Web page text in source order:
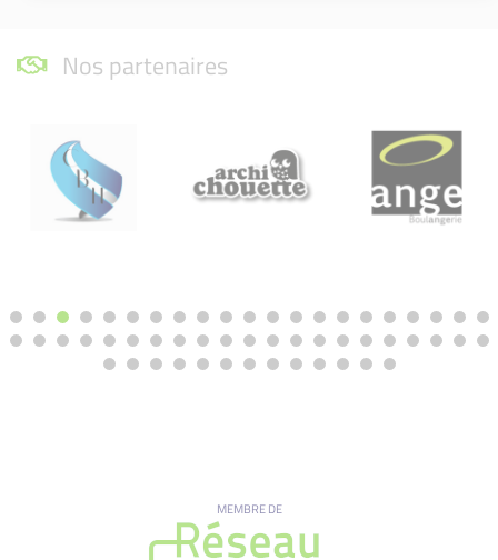
Nos partenaires
MEMBRE DE